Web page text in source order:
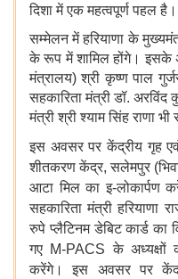
दिशा में एक महत्वपूर्ण पहल है।
सम्मेलन में हरियाणा के
के रूप में शामिल होंगे। इसके
मंत्रालय) श्री कृष्ण पाल
सहकारिता मंत्री डॉ. अरविंद
मंत्री श्री श्याम सिंह राणा
इस अवसर पर केंद्रीय गृह
शीतकरण केंद्र, सलेमपुर
आटा मिल का इ-लोकार्पण
सहकारिता मंत्री हरियाणा
रुपे प्लैटिनम डेबिट कार्ड का
गए M-PACS के अध्यक्षों
करेंगे।
इस अवसर पर